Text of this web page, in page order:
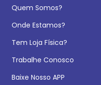
Quem Somos?
Onde Estamos?
Tem Loja Física?
Trabalhe Conosco
Baixe Nosso APP